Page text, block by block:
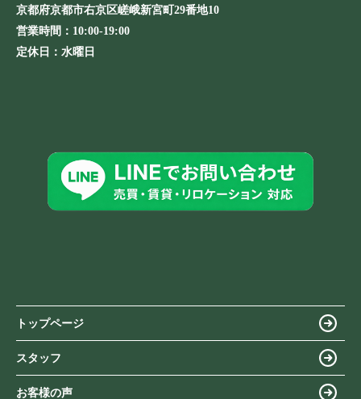
京都府京都市右京区嵯峨新宮町29番地10
営業時間： 10:00-19:00
定休日： 水曜日
トップページ
スタッフ
お客様の声